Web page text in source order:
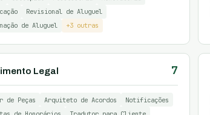
Revisional de Aluguel
de Aluguel
+3 outras
Legal 7
de Peças Arquiteto de Acordos
Notificações